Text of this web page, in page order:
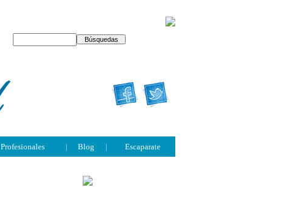
Profesionales | Blog | Escaparate